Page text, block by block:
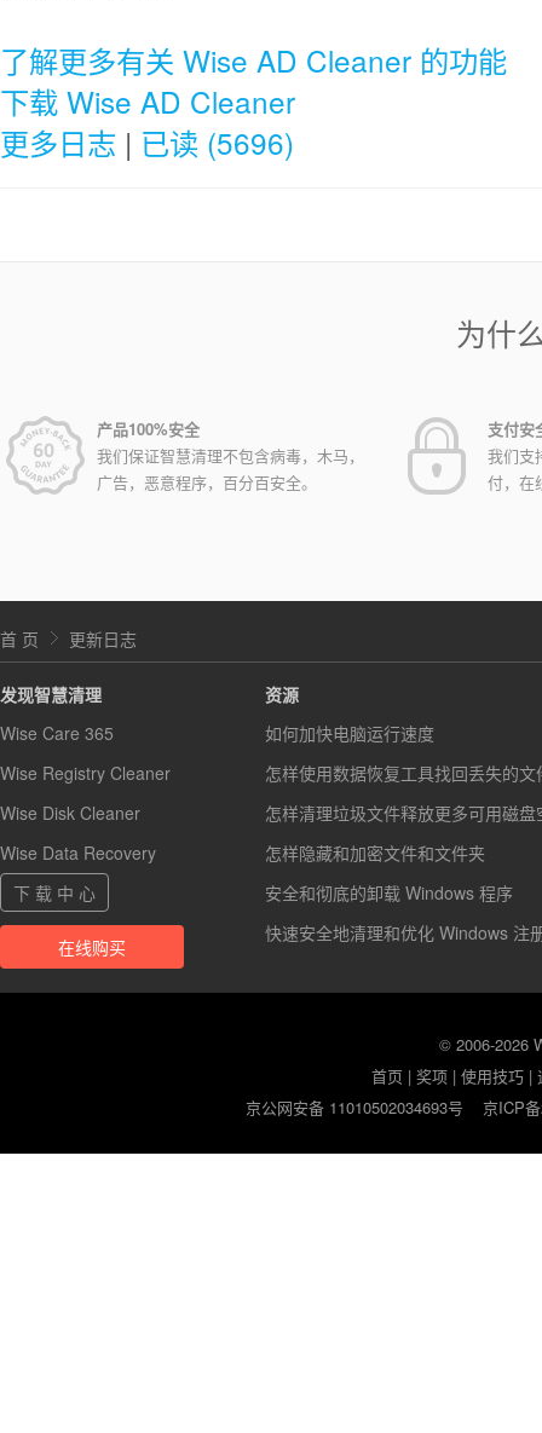
了解更多有关 Wise AD Cleaner 的功能
下载 Wise AD Cleaner
更多日志 | 已读 (5696)
为什
产品100%安全
我们保证智慧清理不包含病毒，木马，
广告，恶意程序，百分百安全。
支付安
我们支
付，在
首 页 更新日志
发现智慧清理
Wise Care 365
Wise Registry Cleaner
Wise Disk Cleaner
Wise Data Recovery
下 载 中 心
在线购买
资源
如何加快电脑运行速度
怎样使用数据恢复工具找回丢失的文
怎样清理垃圾文件释放更多可用磁盘
怎样隐藏和加密文件和文件夹
安全和彻底的卸载 Windows 程序
快速安全地清理和优化 Windows 注
© 2006-2026
首页 |奖项 |使用技巧 |
京公网安备 11010502034693号
京ICP